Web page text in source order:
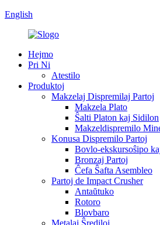
English
Hejmo
Pri Ni
Atestilo
Produktoj
Makzelaj Dispremilaj Partoj
Makzela Plato
Ŝalti Platon kaj Sidilon
Makzeldispremilo
Konusa Dispremilo Partoj
Bovlo-ekskursoŝipo
Bronzaj Partoj
Ĉefa Ŝafta Asembleo
Partoj de Impact Crusher
Antaŭtuko
Rotoro
Blovbaro
Metalaj Ŝrediloj